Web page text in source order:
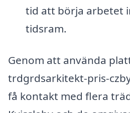
tid att börja arbetet
tidsram.
Genom att använda
trdgrdsarkitekt-pris-
få kontakt med flera